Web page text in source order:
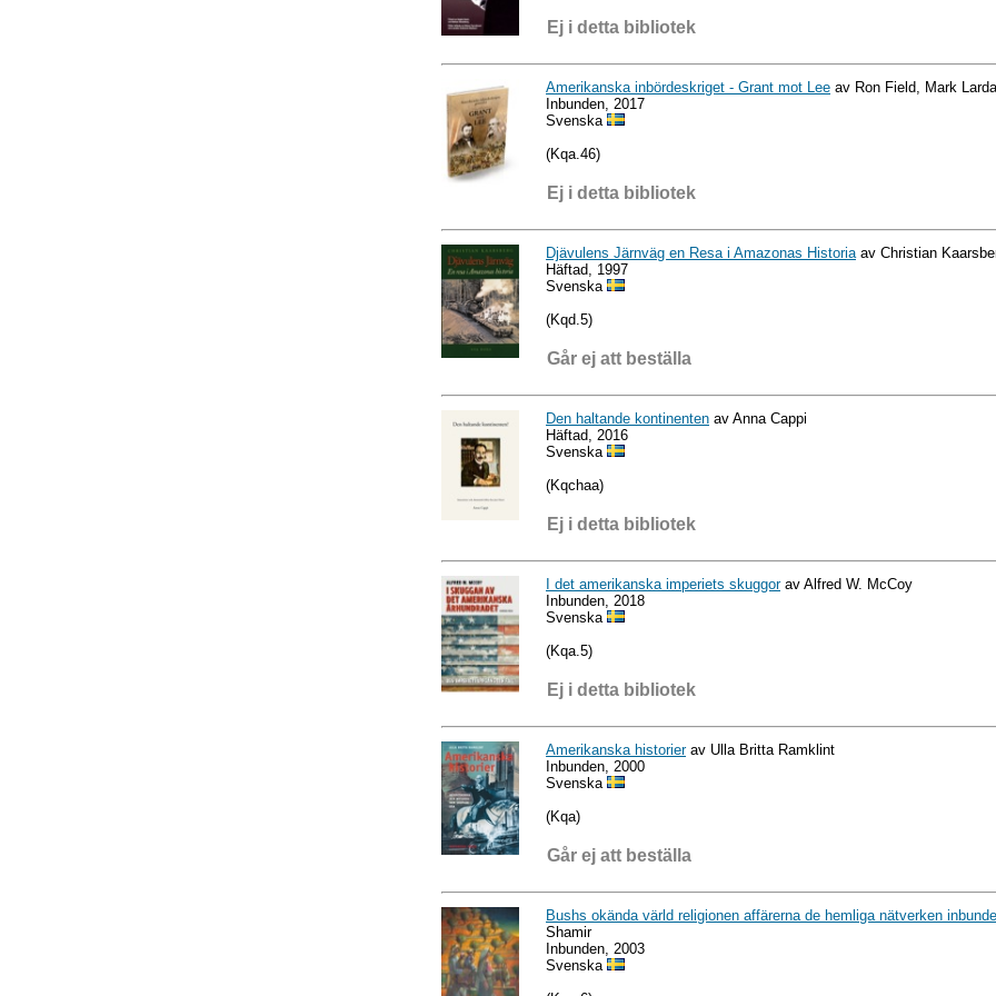
Ej i detta bibliotek
Amerikanska inbördeskriget - Grant mot Lee av Ron Field, Mark
Inbunden, 2017
Svenska
(Kqa.46)
Ej i detta bibliotek
Djävulens Järnväg en Resa i Amazonas Historia av Christian
Häftad, 1997
Svenska
(Kqd.5)
Går ej att beställa
Den haltande kontinenten av Anna Cappi
Häftad, 2016
Svenska
(Kqchaa)
Ej i detta bibliotek
I det amerikanska imperiets skuggorav Alfred W. McCoy
Inbunden, 2018
Svenska
(Kqa.5)
Ej i detta bibliotek
Amerikanska historierav Ulla Britta Ramklint
Inbunden, 2000
Svenska
(Kqa)
Går ej att beställa
Bushs okända värld religionen affärerna de hemliga nätverken
Shamir
Inbunden, 2003
Svenska